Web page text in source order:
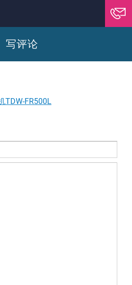
写评论
TDW-FR500L